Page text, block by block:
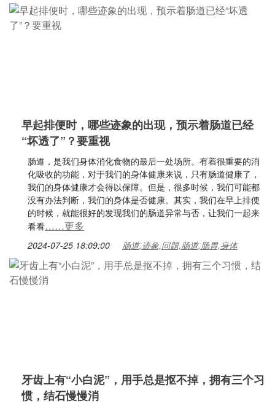
早起排便时，哪些迹象的出现，预示着肠道已经
“坏透了”？要重视
肠道，是我们身体消化食物的最后一处场所。有着很重要的消
化吸收的功能，对于我们的身体健康来说，只有肠道健康了，
我们的身体健康才会得以保障。但是，很多时候，我们可能都
没有办法判断，我们的身体是否健康。其实，我们在早上排便
的时候，就能很好的发现我们的肠道异常与否，让我们一起来
看看……更多
2024-07-25 18:09:00 肠道,迹象,问题,肠道,肠胃,身体
牙齿上有“小白泥”，用手总是抠不掉，拥有三个习
惯，结石慢慢消